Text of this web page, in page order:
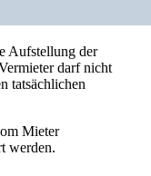
Aufstellung der
darf nicht
tatsächlichen
Mieter
werden.